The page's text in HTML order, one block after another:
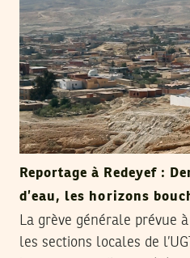
Reportage à Redeyef :
d’eau, les horizons
La grève générale prévue
les sections locales de